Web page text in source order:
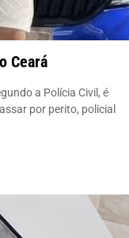
Ceará
a Polícia Civil, é
por perito, policial